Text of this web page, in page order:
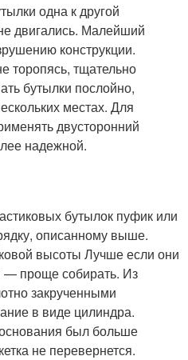
одна к другой
двигались. Малейший
конструкции.
торопясь, тщательно
бутылки послойно,
местах. Для
двусторонний
надежной.
бутылок пуфик или
описанному выше.
высоты Лучше если они
— проще собирать. Из
закрученными
в виде цилиндра.
был больше
не перевернется.